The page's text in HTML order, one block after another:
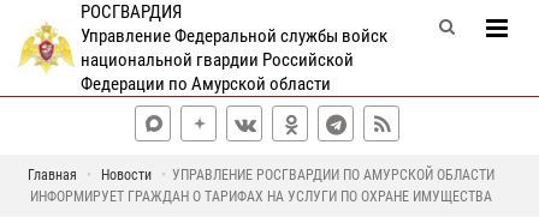
РОСГВАРДИЯ
Управление Федеральной службы войск
национальной гвардии Российской
Федерации по Амурской области
Главная Новости
УПРАВЛЕНИЕ РОСГВАРДИИ ПО АМУРСКОЙ ОБЛАСТИ
ИНФОРМИРУЕТ ГРАЖДАН О ТАРИФАХ НА УСЛУГИ ПО ОХРАНЕ ИМУЩЕСТВА